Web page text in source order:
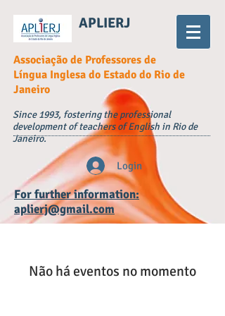
APLIERJ
Associação de Professores de
Língua Inglesa do Estado do Rio de
Janeiro
Since 1993, fostering the professional
development of teachers of English in Rio de
Janeiro.
Login
For further information:
aplierj@gmail.com
Não há eventos no momento